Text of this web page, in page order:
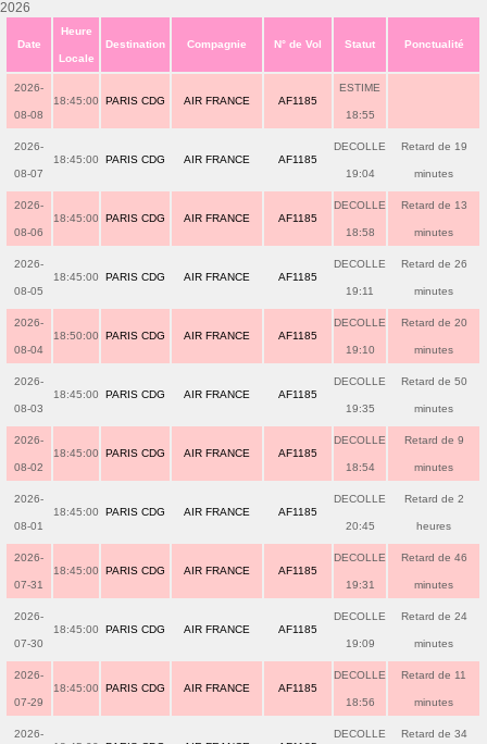
2026
Date
Heure
Locale
Destination Compagnie N° de Vol Statut Ponctualité
2026-
08-08
18:45:00 PARIS CDG AIR FRANCE AF1185
ESTIME
18:55
2026-
08-07
18:45:00 PARIS CDG AIR FRANCE AF1185
DECOLLE
19:04
Retard de 19
minutes
2026-
08-06
18:45:00 PARIS CDG AIR FRANCE AF1185
DECOLLE
18:58
Retard de 13
minutes
2026-
08-05
18:45:00 PARIS CDG AIR FRANCE AF1185
DECOLLE
19:11
Retard de 26
minutes
2026-
08-04
18:50:00 PARIS CDG AIR FRANCE AF1185
DECOLLE
19:10
Retard de 20
minutes
2026-
08-03
18:45:00 PARIS CDG AIR FRANCE AF1185
DECOLLE
19:35
Retard de 50
minutes
2026-
08-02
18:45:00 PARIS CDG AIR FRANCE AF1185
DECOLLE
18:54
Retard de 9
minutes
2026-
08-01
18:45:00 PARIS CDG AIR FRANCE AF1185
DECOLLE
20:45
Retard de 2
heures
2026-
07-31
18:45:00 PARIS CDG AIR FRANCE AF1185
DECOLLE
19:31
Retard de 46
minutes
2026-
07-30
18:45:00 PARIS CDG AIR FRANCE AF1185
DECOLLE
19:09
Retard de 24
minutes
2026-
07-29
18:45:00 PARIS CDG AIR FRANCE AF1185
DECOLLE
18:56
Retard de 11
minutes
2026- DECOLLE Retard de 34